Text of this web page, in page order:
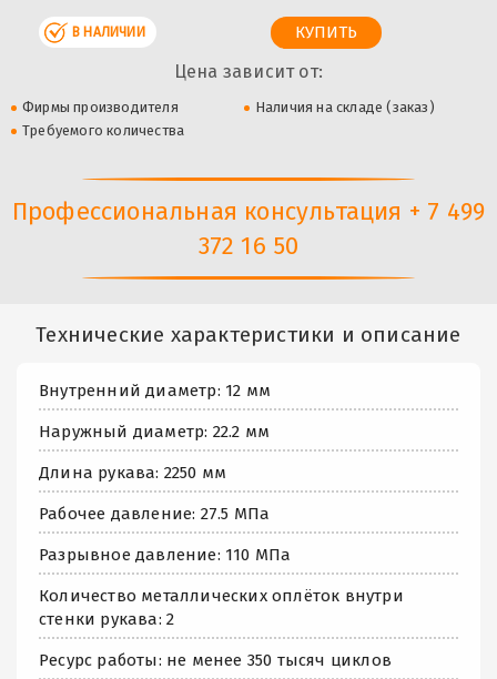
В НАЛИЧИИ
Цена зависит от:
Фирмы производителя
Наличия на складе (заказ)
Требуемого количества
Профессиональная консультация + 7 499
372 16 50
Технические характеристики и описание
Внутренний диаметр: 12 мм
Наружный диаметр: 22.2 мм
Длина рукава: 2250 мм
Рабочее давление: 27.5 МПа
Разрывное давление: 110 МПа
Количество металлических оплёток внутри
стенки рукава: 2
Ресурс работы: не менее 350 тысяч циклов